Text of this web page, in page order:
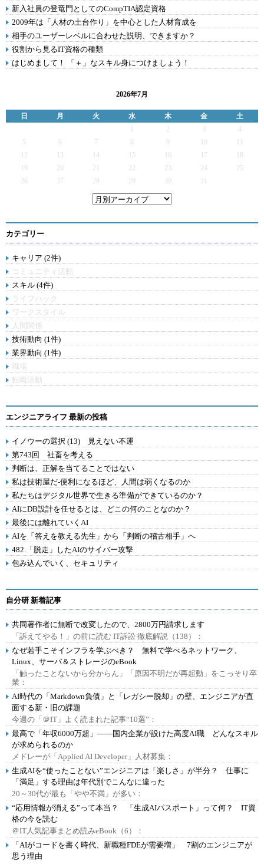
新入社員の登竜門としてのCompTIA認定資格
2009年は「人材の土台作り」を中心とした人材育成を
相手のユーザーレベルに合わせた説明、できますか？
役割から見るIT資格の種類
はじめまして！ 「＋」なスキル身につけましょう！
2026年7月
日 月 火 水 木 金
土
2 3
4
5
6 7 9
12
13 14 15 16 17
19
20 21 22 23 24
25
26
27 28 29 30 31
カテゴリー
キャリア (2件)
コミュニティ活動
スキル (4件)
ライフハック
ワークスタイル
人間関係
技術動向 (1件)
業界動向 (1件)
職場
転職活動
エンジニアライフ 最新の投稿
イノウーの選択 (13) 見えない不運
第743回 社畜を考える
判断は、正解を当てることではない
私は技術屋だ-便利になるほど、人間は弱くなるのか
私たちはデジタル世界で生きる準備ができているのか？
AIにDB設計を任せるとは、どこの何のことなのか？
最後には離れていくAI
AIを「答えを教える先生」から「判断の稽古相手」へ
482.「脱走」したAIのサイバー攻撃
包み込んでいく、セキュリティ
自分研 新着記事
共同著作者に無断で改変したので、2800万円請求します
「訴えてやる！」の前に読む IT訴訟 徹底解説（138）：
なぜ若手こそインフラを学ぶべき？ 無料で学べるネットワーク、
Linux、サーバ＆ストレージのeBook
「触ったことないから分からん」「原因不明だが再起動」をこっそり卒
業：
AI時代の「Markdown負債」と「レガシー脱却」の壁、エンジニアが直
面する新・旧の課題
今週の「＠IT」よく読まれた記事“10選”：
最高で「年収6000万超」――国内企業が設けた高度AI職 どんなスキル
が求められるのか
メドレーが「Applied AI Developer」人材募集：
生成AIを“使ったことない”エンジニアは「楽しさ」が半分？ 仕事に
「満足」する理由は年代別でこんなに違った
20～30代が最も「やや不満」が多い：
“応用情報が消える”って本当？ 「生成AIパスポート」って何？ IT資
格の今を読む
＠IT人気記事まとめ読みeBook（6）：
「AIがコードを書く時代、新職種FDEが需要増」 7割のエンジニアが
思う理由